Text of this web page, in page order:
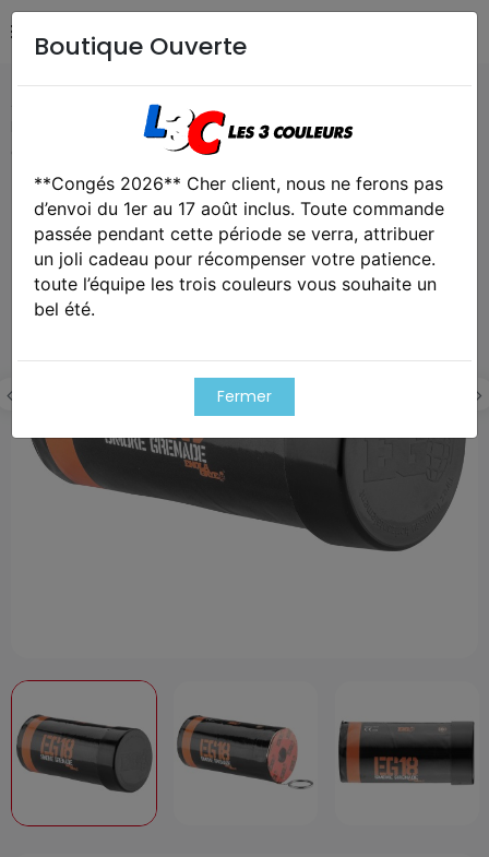
Airsoft / Paintball
Fumigène orange eg-18 wire pull assault smoke -
Exclusivité web !
Boutique Ouverte
**Congés 2026** Cher client, nous ne ferons pas
d’envoi du 1er au 17 août inclus. Toute commande
passée pendant cette période se verra, attribuer
un joli cadeau pour récompenser votre patience.
toute l’équipe les trois couleurs vous souhaite un
bel été.
Fermer